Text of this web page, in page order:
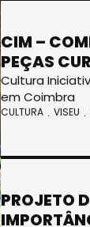
CIM –
PEÇAS
Cultura
em Coimbra
CULTURA VISEU
PROJETO